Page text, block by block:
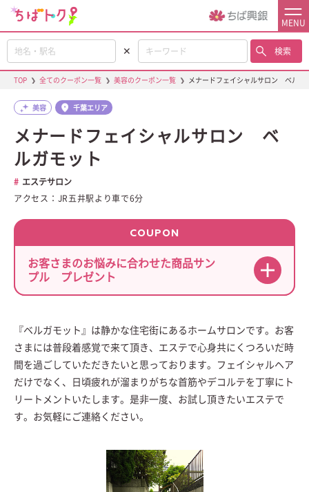
MENU
✕ 検索
TOP ❯ 全てのクーポン一覧 ❯ 美容のクーポン一覧 ❯ メナードフェイシャルサロン ベルガ
美容 千葉エリア
メナードフェイシャルサロン ベ
ルガモット
エステサロン
アクセス：JR五井駅より車で6分
COUPON
お客さまのお悩みに合わせた商品サン
プル プレゼント
『ベルガモット』は静かな住宅街にあるホームサロンです。お客
さまには普段着感覚で来て頂き、エステで心身共にくつろいだ時
間を過ごしていただきたいと思っております。フェイシャルヘア
だけでなく、日頃疲れが溜まりがちな首筋やデコルテを丁寧にト
リートメントいたします。是非一度、お試し頂きたいエステで
す。お気軽にご連絡ください。